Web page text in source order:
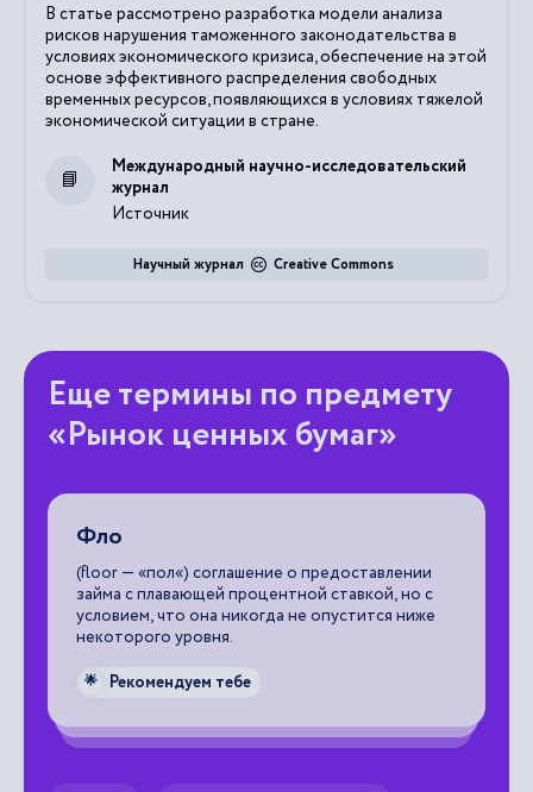
В статье рассмотрено разработка модели анализа
рисков нарушения таможенного законодательства в
условиях экономического кризиса, обеспечение на этой
основе эффективного распределения свободных
временных ресурсов, появляющихся в условиях тяжелой
экономической ситуации в стране.
Источник
Международный научно-исследовательский
журнал
Creative Commons
Научный журнал
Еще термины по предмету
«Рынок ценных бумаг»
Фло
(floor — «пол«) соглашение о предоставлении
займа с плавающей процентной ставкой, но с
условием, что она никогда не опустится ниже
некоторого уровня.
🌟 Рекомендуем тебе